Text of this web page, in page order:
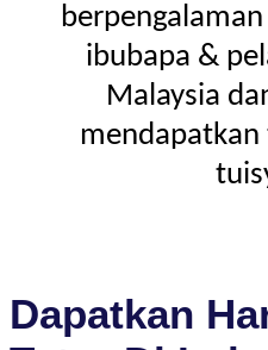
ibubapa &
Malaysia
Dapatkan